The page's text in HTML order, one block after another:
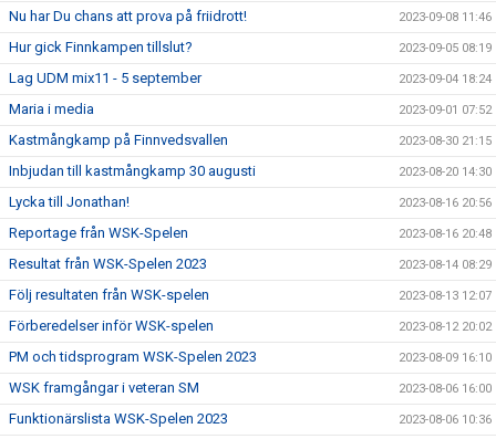
Nu har Du chans att prova på friidrott! 2023-09-08 11:46
Hur gick Finnkampen tillslut? 2023-09-05 08:19
Lag UDM mix11 - 5 september 2023-09-04 18:24
Maria i media 2023-09-01 07:52
Kastmångkamp på Finnvedsvallen 2023-08-30 21:15
Inbjudan till kastmångkamp 30 augusti 2023-08-20 14:30
Lycka till Jonathan! 2023-08-16 20:56
Reportage från WSK-Spelen 2023-08-16 20:48
Resultat från WSK-Spelen 2023 2023-08-14 08:29
Följ resultaten från WSK-spelen 2023-08-13 12:07
Förberedelser inför WSK-spelen 2023-08-12 20:02
PM och tidsprogram WSK-Spelen 2023 2023-08-09 16:10
WSK framgångar i veteran SM 2023-08-06 16:00
Funktionärslista WSK-Spelen 2023 2023-08-06 10:36